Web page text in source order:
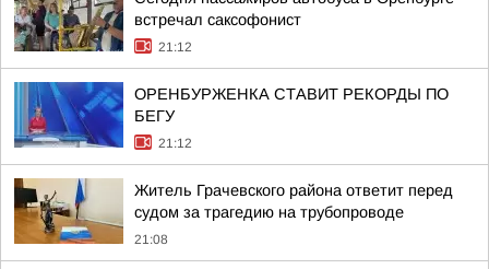
встречал саксофонист
21:12
ОРЕНБУРЖЕНКА СТАВИТ РЕКОРДЫ ПО
БЕГУ
21:12
Житель Грачевского района ответит перед
судом за трагедию на трубопроводе
21:08